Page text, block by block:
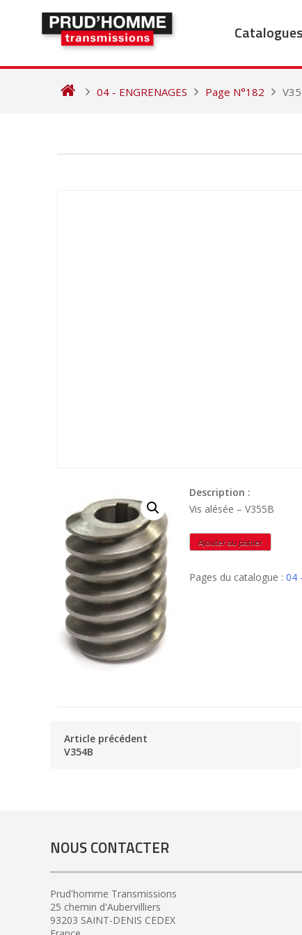
Catalogues
04 - ENGRENAGES Page N°182
Description :
Vis alésée – V355B
quantité
de
Ajouter au panier
Pages du catalogue : 04
Article précédent
V354B
NOUS CONTACTER
Prud'homme Transmissions
25 chemin d'Aubervilliers
93203 SAINT-DENIS CEDEX